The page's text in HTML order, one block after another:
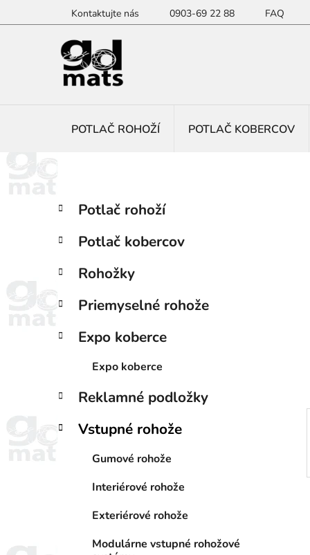
na
Kontaktujte nás 0903-69 22 88 FAQ
POTLAČ ROHOŽÍ POTLAČ KOBERCOV
B
č
ý
a
n
e
Preskočiť
kategórie
K
a
e
ó
i
Potlač rohoží
Potlač kobercov
Rohožky
Priemyselné rohože
Expo koberce
Expo koberce
Reklamné podložky
Vstupné rohože
Gumové rohože
Interiérové rohože
Exteriérové rohože
Modulárne vstupné rohožové